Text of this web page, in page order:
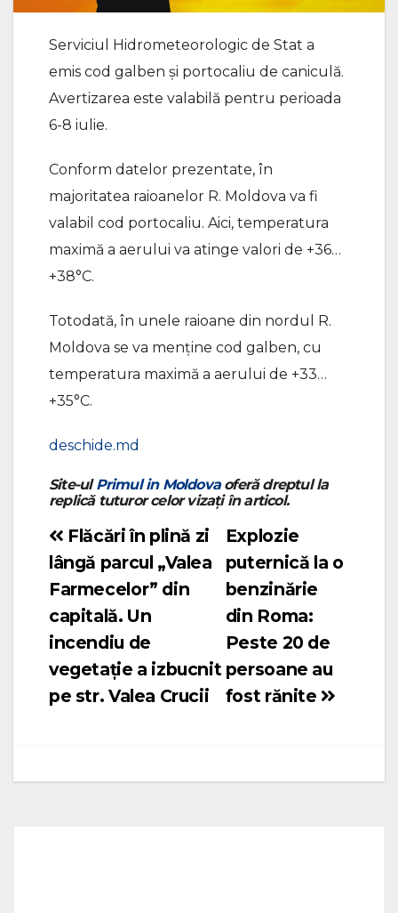
Serviciul Hidrometeorologic de Stat a
emis cod galben și portocaliu de caniculă.
Avertizarea este valabilă pentru perioada
6-8 iulie.
Conform datelor prezentate, în
majoritatea raioanelor R. Moldova va fi
valabil cod portocaliu. Aici, temperatura
maximă a aerului va atinge valori de +36…
+38°C.
Totodată, în unele raioane din nordul R.
Moldova se va menține cod galben, cu
temperatura maximă a aerului de +33…
+35°C.
deschide.md
Site-ulPrimul in Moldovaoferă dreptul la
replică tuturor celor vizați în articol.
Navigare
în
articole
Explozie
puternică la o
benzinărie
din Roma:
Peste 20 de
persoane au
fost rănite
Flăcări în plină zi
lângă parcul „Valea
Farmecelor” din
capitală. Un
incendiu de
vegetație a izbucnit
pe str. Valea Crucii